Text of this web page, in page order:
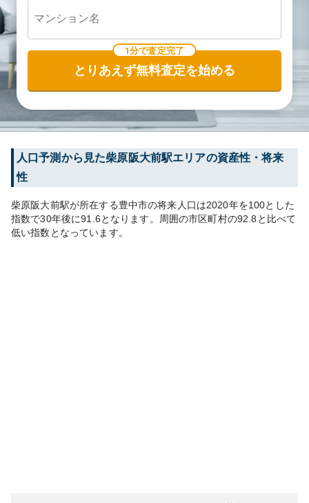
1分で査定完了
とりあえず無料査定を始める
人口予測から見た柴原阪大前駅エリアの資産性・将来
性
柴原阪大前駅が所在する豊中市の将来人口は2020年を100とした
指数で30年後に91.6となります。 周囲の市区町村の92.8 と比べて
低い指数となっています。